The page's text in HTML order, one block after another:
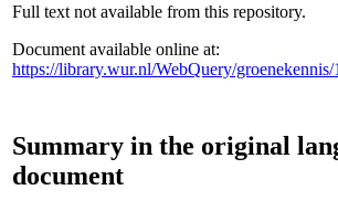
Full text not available from this repository.
Document available online at:
https://library.wur.nl/WebQuery/groenekennis/
Summary in the original
document